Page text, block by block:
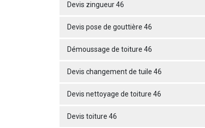
Devis zingueur 46
Devis pose de gouttière 46
Démoussage de toiture 46
Devis changement de tuile 46
Devis nettoyage de toiture 46
Devis toiture 46